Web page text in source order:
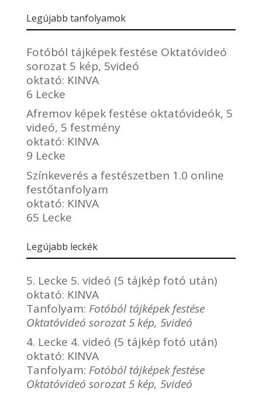
Legújabb tanfolyamok
Fotóból tájképek festése Oktatóvideó
sorozat 5 kép, 5videó
oktató: KINVA
6 Lecke
Afremov képek festése oktatóvideók, 5
videó, 5 festmény
oktató: KINVA
9 Lecke
Színkeverés a festészetben 1.0 online
festőtanfolyam
oktató: KINVA
65 Lecke
Legújabb leckék
5. Lecke 5. videó (5 tájkép fotó után)
oktató: KINVA
Tanfolyam: Fotóból tájképek festése
Oktatóvideó sorozat 5 kép, 5videó
4. Lecke 4. videó (5 tájkép fotó után)
oktató: KINVA
Tanfolyam: Fotóból tájképek festése
Oktatóvideó sorozat 5 kép, 5videó